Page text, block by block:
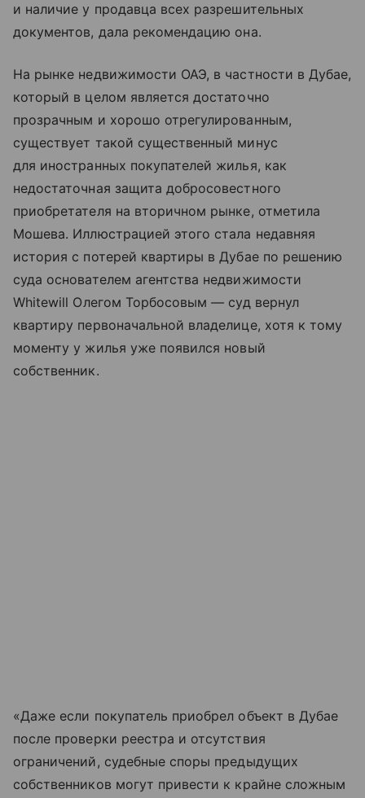
и наличие у продавца всех разрешительных
документов, дала рекомендацию она.
На рынке недвижимости ОАЭ, в частности в Дубае,
который в целом является достаточно
прозрачным и хорошо отрегулированным,
существует такой существенный минус
для иностранных покупателей жилья, как
недостаточная защита добросовестного
приобретателя на вторичном рынке, отметила
Мошева. Иллюстрацией этого стала недавняя
история с потерей квартиры в Дубае по решению
суда основателем агентства недвижимости
Whitewill Олегом Торбосовым — суд вернул
квартиру первоначальной владелице, хотя к тому
моменту у жилья уже появился новый
собственник.
«Даже если покупатель приобрел объект в Дубае
после проверки реестра и отсутствия
ограничений, судебные споры предыдущих
собственников могут привести к крайне сложным